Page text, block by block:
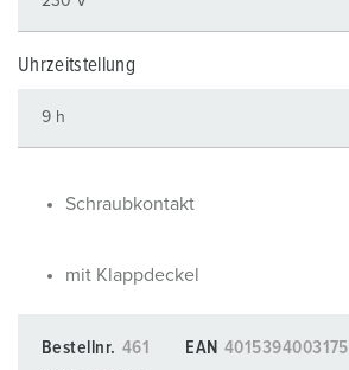
Uhrzeitstellung
Schraubkontakt
mit Klappdeckel
Bestellnr. 461 EAN 4015394003175